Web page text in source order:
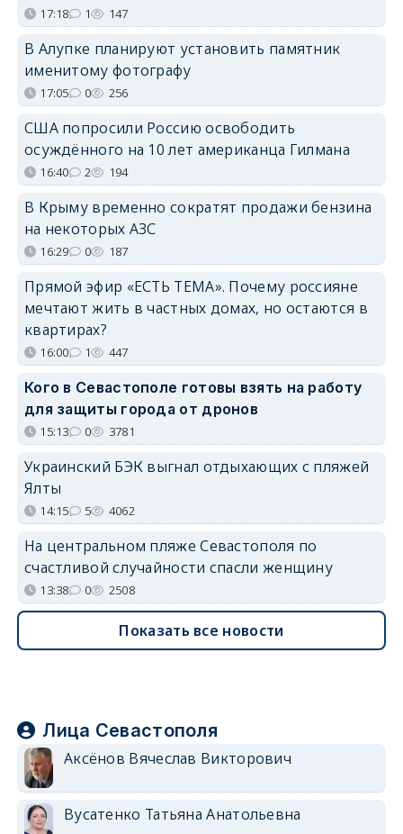
17:18 1 147
В Алупке планируют установить памятник
именитому фотографу
17:05 0 256
США попросили Россию освободить
осуждённого на 10 лет американца Гилмана
16:40 2 194
В Крыму временно сократят продажи бензина
на некоторых АЗС
16:29 0 187
Прямой эфир «ЕСТЬ ТЕМА». Почему россияне
мечтают жить в частных домах, но остаются в
квартирах?
16:00 1 447
Кого в Севастополе готовы взять на работу
для защиты города от дронов
15:13 0 3781
Украинский БЭК выгнал отдыхающих с пляжей
Ялты
14:15 5 4062
На центральном пляже Севастополя по
счастливой случайности спасли женщину
13:38 0 2508
Показать все новости
Лица Севастополя
Аксёнов Вячеслав Викторович
Вусатенко Татьяна Анатольевна